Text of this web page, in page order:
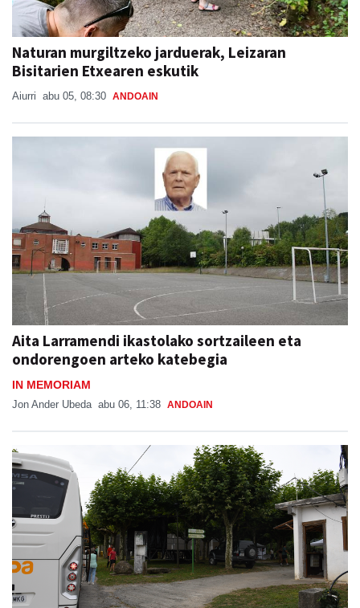
Naturan murgiltzeko jarduerak, Leizaran
Bisitarien Etxearen eskutik
Aiurri abu 05, 08:30 ANDOAIN
Aita Larramendi ikastolako sortzaileen eta
ondorengoen arteko katebegia
IN MEMORIAM
Jon Ander Ubeda abu 06, 11:38 ANDOAIN